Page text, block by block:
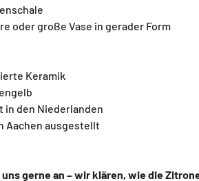
oder große Vase in gerader Form
Keramik
in den Niederlanden
Aachen ausgestellt
gerne an – wir klären, wie die